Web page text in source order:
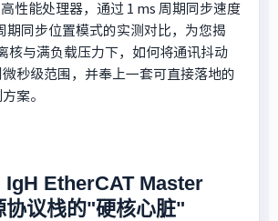
性能处理器，通过 1 ms 周期同步速度
期同步位置模式的实测对比，为您揭
核与满负载压力下，如何将通讯抖动
秒级范围，并奉上一套可直接落地的
案。
IgH EtherCAT Master
议栈的"硬核心脏"